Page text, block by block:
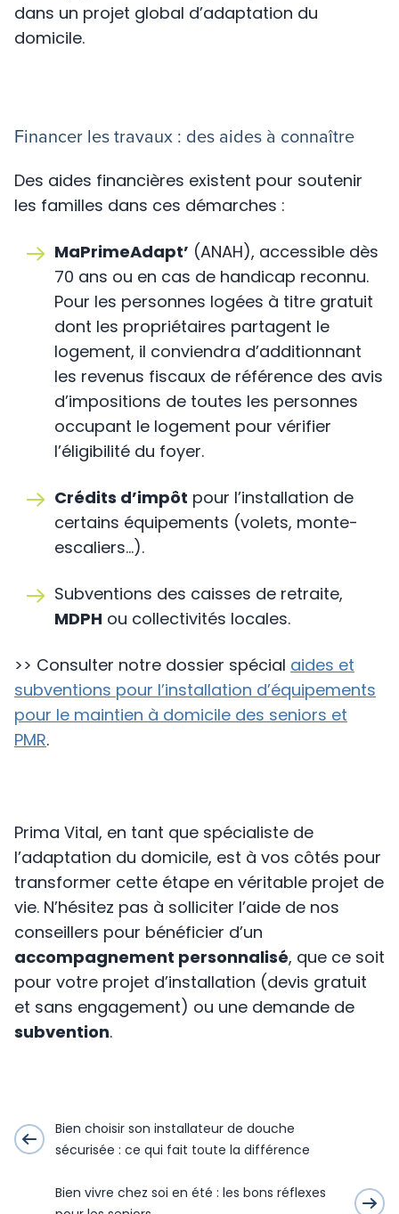
dans un projet global d’adaptation du
domicile.
Financer les travaux : des aides à connaître
Des aides financières existent pour soutenir
les familles dans ces démarches :
MaPrimeAdapt’ (ANAH), accessible dès
70 ans ou en cas de handicap reconnu.
Pour les personnes logées à titre gratuit
dont les propriétaires partagent le
logement, il conviendra d’additionnant
les revenus fiscaux de référence des avis
d’impositions de toutes les personnes
occupant le logement pour vérifier
l’éligibilité du foyer.
Crédits d’impôt pour l’installation de
certains équipements (volets, monte-
escaliers…).
Subventions des caisses de retraite,
MDPH ou collectivités locales.
>> Consulter notre dossier spécial aides et
subventions pour l’installation d’équipements
pour le maintien à domicile des seniors et
PMR.
Prima Vital, en tant que spécialiste de
l’adaptation du domicile, est à vos côtés pour
transformer cette étape en véritable projet de
vie. N’hésitez pas à solliciter l’aide de nos
conseillers pour bénéficier d’un
accompagnement personnalisé, que ce soit
pour votre projet d’installation (devis gratuit
et sans engagement) ou une demande de
subvention.
Bien choisir son installateur de douche
sécurisée : ce qui fait toute la différence
Bien vivre chez soi en été : les bons réflexes